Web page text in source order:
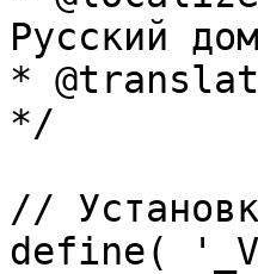
Русский
*
*/
//
define(